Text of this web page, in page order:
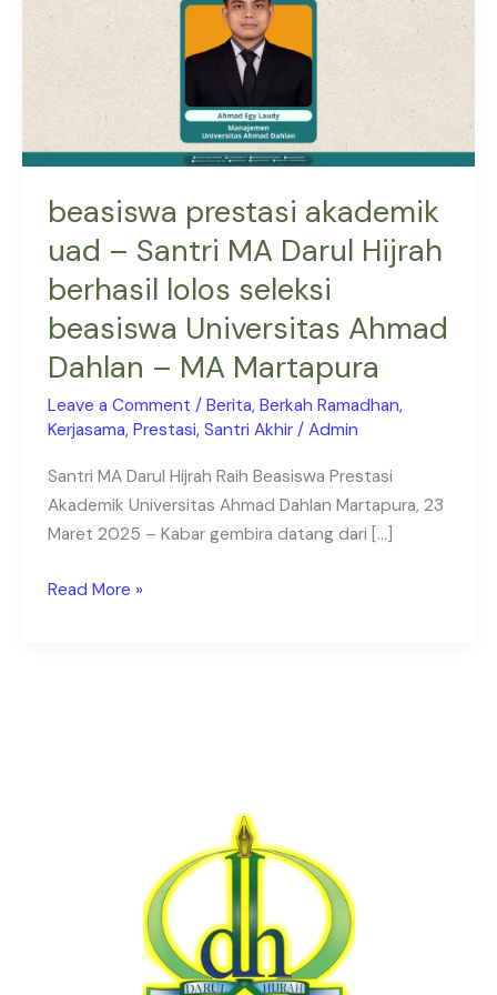
beasiswa prestasi akademik
uad – Santri MA Darul Hijrah
berhasil lolos seleksi
beasiswa Universitas Ahmad
Dahlan – MA Martapura
Leave a Comment /Berita,Berkah Ramadhan,
Kerjasama,Prestasi,Santri Akhir /Admin
Santri MA Darul Hijrah Raih Beasiswa Prestasi
Akademik Universitas Ahmad Dahlan Martapura, 23
Maret 2025 – Kabar gembira datang dari […]
Santri
Darul
berhasil
lolos
seleksi
beasiswa
Universitas
Ahmad
–
MA
Martapura
Read More »